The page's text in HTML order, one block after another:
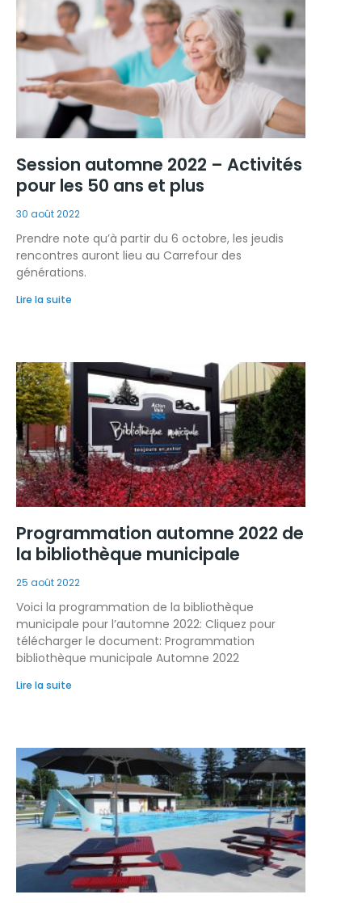
Session automne 2022 – Activités
pour les 50 ans et plus
30 août 2022
Prendre note qu’à partir du 6 octobre, les jeudis
rencontres auront lieu au Carrefour des
générations.
Lire la suite
Programmation automne 2022 de
la bibliothèque municipale
25 août 2022
Voici la programmation de la bibliothèque
municipale pour l’automne 2022: Cliquez pour
télécharger le document: Programmation
bibliothèque municipale Automne 2022
Lire la suite